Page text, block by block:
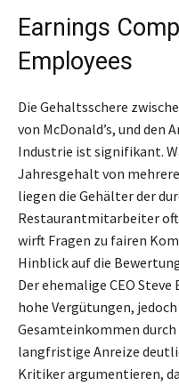
Earnings
Employees
Die Gehaltsschere
von McDonald’s, und den
Industrie ist signifikant.
Jahresgehalt von
liegen die Gehälter der
Restaurantmitarbeiter oft
wirft Fragen zu fairen
Hinblick auf die
Der ehemalige CEO
hohe Vergütungen,
Gesamteinkommen
langfristige Anreize
Kritiker argumentieren,